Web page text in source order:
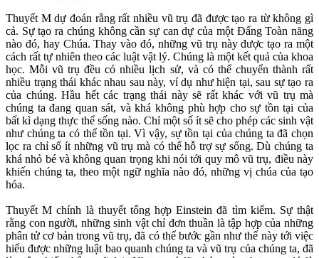
Thuyết M dự đoán rằng rất nhiều vũ trụ đã được tạo ra từ không gì
cả. Sự tạo ra chúng không cần sự can dự của một Đấng Toàn năng
nào đó, hay Chúa. Thay vào đó, những vũ trụ này được tạo ra một
cách rất tự nhiên theo các luật vật lý. Chúng là một kết quả của khoa
học. Mỗi vũ trụ đều có nhiều lịch sử, và có thể chuyển thành rất
nhiều trạng thái khác nhau sau này, ví dụ như hiện tại, sau sự tạo ra
của chúng. Hầu hết các trạng thái này sẽ rất khác với vũ trụ mà
chúng ta đang quan sát, và khá không phù hợp cho sự tồn tại của
bất kì dạng thực thể sống nào. Chỉ một số ít sẽ cho phép các sinh vật
như chúng ta có thể tồn tại. Vì vậy, sự tồn tại của chúng ta đã chọn
lọc ra chỉ số ít những vũ trụ mà có thể hỗ trợ sự sống. Dù chúng ta
khá nhỏ bé và không quan trọng khi nói tới quy mô vũ trụ, điều này
khiến chúng ta, theo một ngữ nghĩa nào đó, những vị chúa của tạo
hóa.
Thuyết M chính là thuyết tổng hợp Einstein đã tìm kiếm. Sự thật
rằng con người, những sinh vật chỉ đơn thuần là tập hợp của những
phân tử cơ bản trong vũ trụ, đã có thể bước gần như thế này tới việc
hiểu được những luật bao quanh chúng ta và vũ trụ của chúng ta, đã